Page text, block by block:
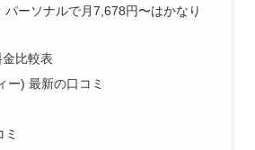
ーソナルで月7,678円〜はかなり
比較表
ー) 最新の口コミ
ミ